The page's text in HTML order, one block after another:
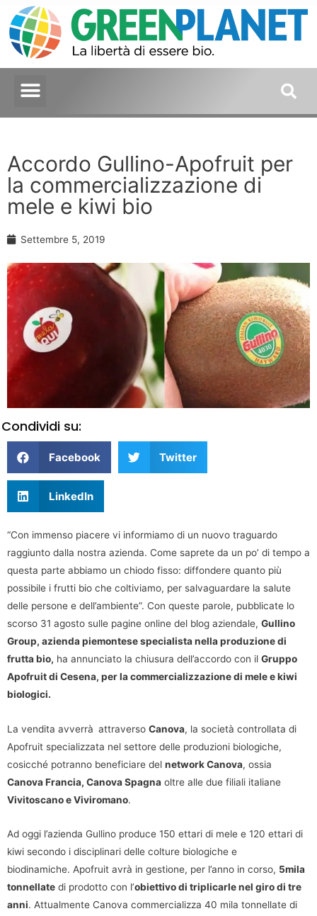
Accordo Gullino-Apofruit per
la commercializzazione di
mele e kiwi bio
Settembre 5, 2019
Condividi su:
Facebook Twitter
LinkedIn
“Con immenso piacere vi informiamo di un nuovo traguardo
raggiunto dalla nostra azienda. Come saprete da un po’ di tempo a
questa parte abbiamo un chiodo fisso: diffondere quanto più
possibile i frutti bio che coltiviamo, per salvaguardare la salute
delle persone e dell’ambiente”. Con queste parole, pubblicate lo
scorso 31 agosto sulle pagine online del blog aziendale, Gullino
Group, azienda piemontese specialista nella produzione di
frutta bio, ha annunciato la chiusura dell’accordo con il Gruppo
Apofruit di Cesena, per la commercializzazione di mele e kiwi
biologici.
La vendita avverrà attraverso Canova, la società controllata di
Apofruit specializzata nel settore delle produzioni biologiche,
cosicché potranno beneficiare del network Canova, ossia
Canova Francia, Canova Spagna oltre alle due filiali italiane
Vivitoscano e Viviromano.
Ad oggi l’azienda Gullino produce 150 ettari di mele e 120 ettari di
kiwi secondo i disciplinari delle colture biologiche e
biodinamiche. Apofruit avrà in gestione, per l’anno in corso, 5mila
tonnellate di prodotto con l’obiettivo di triplicarle nel giro di tre
anni. Attualmente Canova commercializza 40 mila tonnellate di